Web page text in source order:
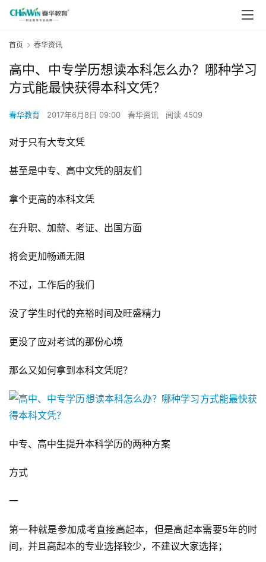
首页 春华资讯
高中、中专学历想读本科怎么办？哪种学习
方式能最快获得本科文凭？
春华教育 2017年6月8日 09:00 春华资讯 阅读 4509
对于只有大专文凭
甚至是中专、高中文凭的朋友们
拿个更高的本科文凭
在升职、加薪、考证、出国方面
将会更加畅通无阻
不过，工作后的我们
没了学生时代的充裕时间及旺盛精力
更没了应对考试的那份心境
那么又如何拿到本科文凭呢？
中专、高中生提升本科学历的两种方案
方式
一
第一种就是参加成考直接高起本，但是高起本需要5年的时
间，并且高起本的专业选择较少，不建议大家选择；